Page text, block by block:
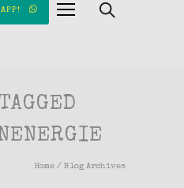
Home / Blog Archives